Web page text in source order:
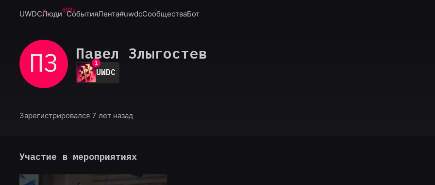
UWDCЛюди6932
СобытияЛента#uwdcСообществаБот
ПЗ Павел Злыгостев
0
1
2
3
UWDC
Зарегистрировался 7 лет назад
Участие в мероприятиях